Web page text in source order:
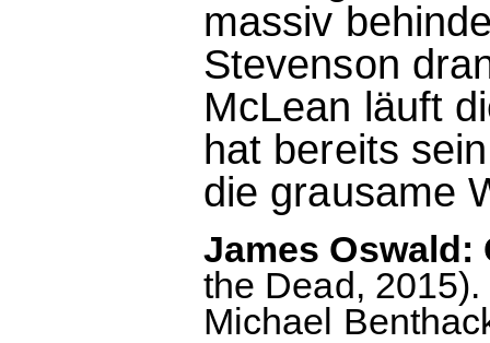
massiv
Stevenson
McLean läuft
hat bereits
die grausame
James Oswald:
the Dead,
Michael